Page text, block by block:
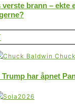
verste brann – ekte
Trump har åpnet